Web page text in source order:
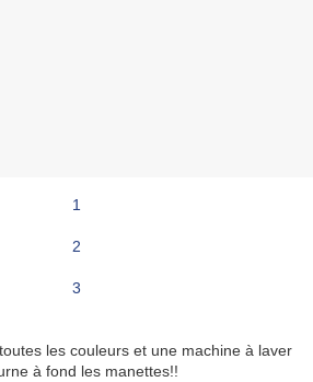
les couleurs et une machine à laver
à fond les manettes!!